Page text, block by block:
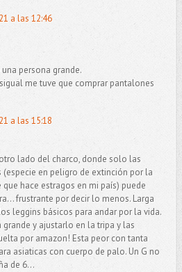
a las 12:46
persona grande.
me tuve que comprar pantalones
a las 15:18
lado del charco, donde solo las
en peligro de extinción por la
hace estragos en mi país) puede
frustrante por decir lo menos. Larga
leggins básicos para andar por la vida.
y ajustarlo en la tripa y las
por amazon! Esta peor con tanta
asiaticas con cuerpo de palo. Un G no
de 6...